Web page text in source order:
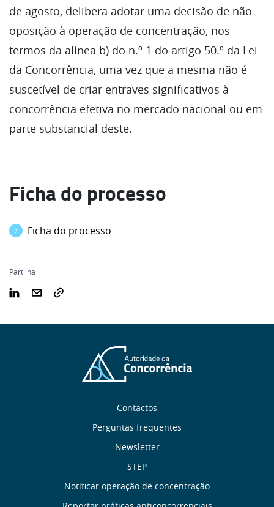
de agosto, delibera adotar uma decisão de não
oposição à operação de concentração, nos
termos da alínea b) do n.º 1 do artigo 50.º da Lei
da Concorrência, uma vez que a mesma não é
suscetível de criar entraves significativos à
concorrência efetiva no mercado nacional ou em
parte substancial deste.
Ficha do processo
Ficha do processo
Partilha
Contactos
Perguntas frequentes
Newsletter
STEP
Notificar operação de concentração